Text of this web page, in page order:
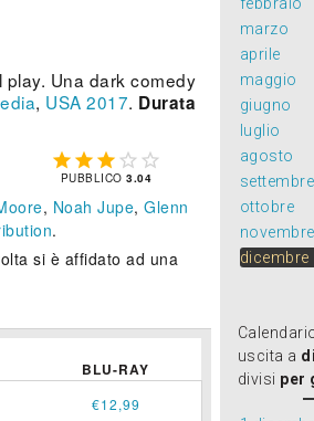
Una dark comedy
, USA 2017. Durata
    
PUBBLICO3.04
, Noah Jupe, Glenn
.
si è affidato ad una
BLU-RAY
€12,99
febbraio
marzo
aprile
maggio
giugno
luglio
agosto
settembre
ottobre
novembre
dicembre
uscita a
divisi per